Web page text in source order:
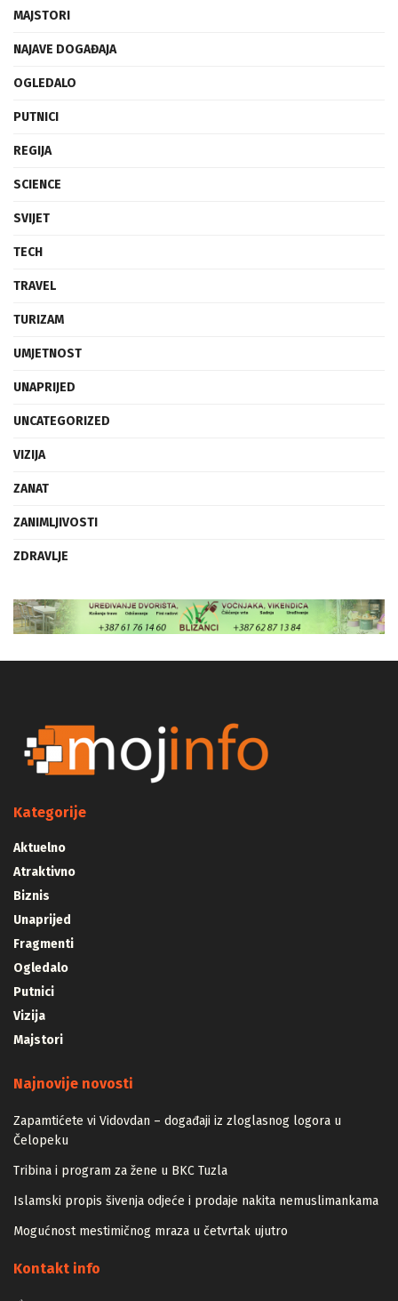
MAJSTORI
NAJAVE DOGAĐAJA
OGLEDALO
PUTNICI
REGIJA
SCIENCE
SVIJET
TECH
TRAVEL
TURIZAM
UMJETNOST
UNAPRIJED
UNCATEGORIZED
VIZIJA
ZANAT
ZANIMLJIVOSTI
ZDRAVLJE
Kategorije
Aktuelno
Atraktivno
Biznis
Unaprijed
Fragmenti
Ogledalo
Putnici
Vizija
Majstori
Najnovije novosti
Zapamtićete vi Vidovdan – događaji iz zloglasnog logora u
Čelopeku
Tribina i program za žene u BKC Tuzla
Islamski propis šivenja odjeće i prodaje nakita nemuslimankama
Mogućnost mestimičnog mraza u četvrtak ujutro
Kontakt info